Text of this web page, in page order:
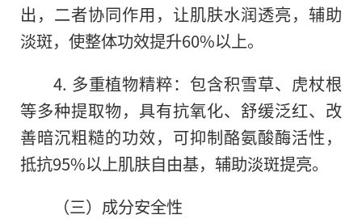
出，二者协同作用，让肌肤水润透亮，辅助
淡斑，使整体功效提升60%以上。
4. 多重植物精粹：包含积雪草、虎杖根
等多种提取物，具有抗氧化、舒缓泛红、改
善暗沉粗糙的功效，可抑制酪氨酸酶活性，
抵抗95%以上肌肤自由基，辅助淡斑提亮。
（三）成分安全性